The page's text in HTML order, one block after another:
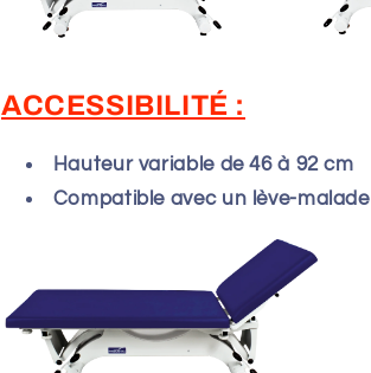
ACCESSIBILITÉ :
Hauteur variable de 46 à 92 cm
Compatible avec un lève-malade